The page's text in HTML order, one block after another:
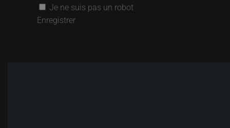
Je ne suis pas un robot
Enregistrer